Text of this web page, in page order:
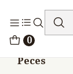
0
Peces